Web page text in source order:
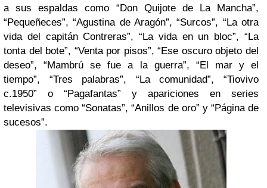
a sus espaldas como “Don Quijote de La Mancha”,
“Pequeñeces”, “Agustina de Aragón”, “Surcos”, “La otra
vida del capitán Contreras”, “La vida en un bloc”, “La
tonta del bote”, “Venta por pisos”, “Ese oscuro objeto del
deseo”, “Mambrú se fue a la guerra”, “El mar y el
tiempo”, “Tres palabras”, “La comunidad”, “Tiovivo
c.1950” o “Pagafantas” y apariciones en series
televisivas como “Sonatas”, “Anillos de oro” y “Página de
sucesos”.